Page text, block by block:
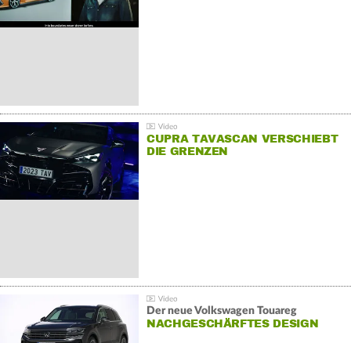
CUPRA TAVASCAN VERSCHIEBT
DIE GRENZEN
Der neue Volkswagen Touareg
NACHGESCHÄRFTES DESIGN